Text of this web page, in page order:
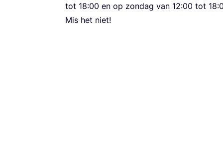
tot 18:00 en op zon­dag van 12:00 tot 18:
Mis het niet!